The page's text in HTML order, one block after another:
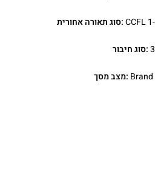
CCFL:סוג תאורה אחורית
:סוג חיבור
:מצב מסך